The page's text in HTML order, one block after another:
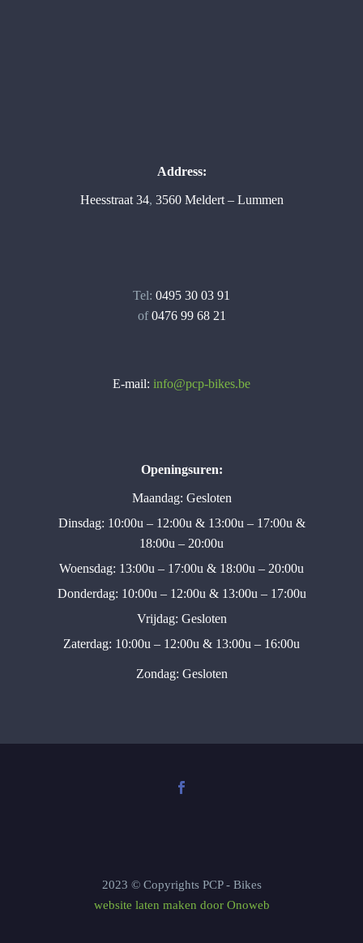
Address:
Heesstraat 34, 3560 Meldert – Lummen
Tel: 0495 30 03 91
of0476 99 68 21
E-mail: info@pcp-bikes.be
Openingsuren:
Maandag: Gesloten
Dinsdag: 10:00u – 12:00u & 13:00u – 17:00u &
18:00u – 20:00u
Woensdag: 13:00u – 17:00u & 18:00u – 20:00u
Donderdag: 10:00u – 12:00u & 13:00u – 17:00u
Vrijdag: Gesloten
Zaterdag: 10:00u – 12:00u & 13:00u – 16:00u
Zondag: Gesloten
2023 © Copyrights PCP - Bikes
website laten maken door Onoweb